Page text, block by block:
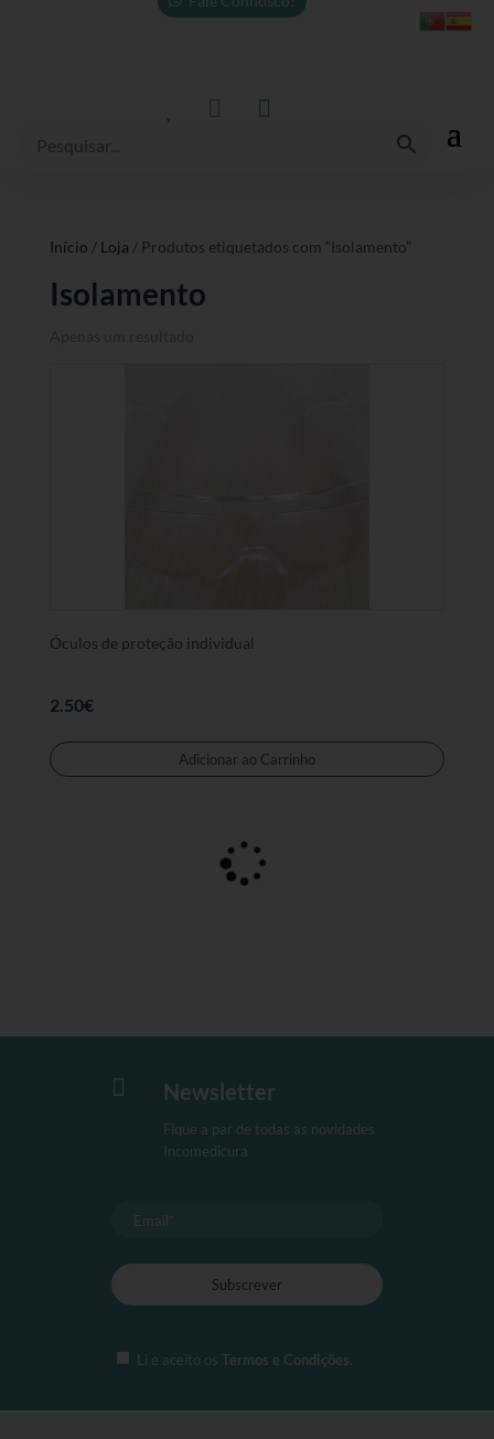
 
Início / Loja / Produtos etiquetados com “Isolamento”
Isolamento
Óculos de proteção individual
2.50€
Adicionar ao Carrinho
 Newsletter
Fique a par de todas as novidades
Incomedicura
Li e aceito os Termos e Condições.